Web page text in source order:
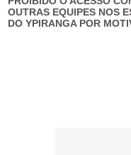
OUTRAS EQUIPES NOS
DO YPIRANGA POR